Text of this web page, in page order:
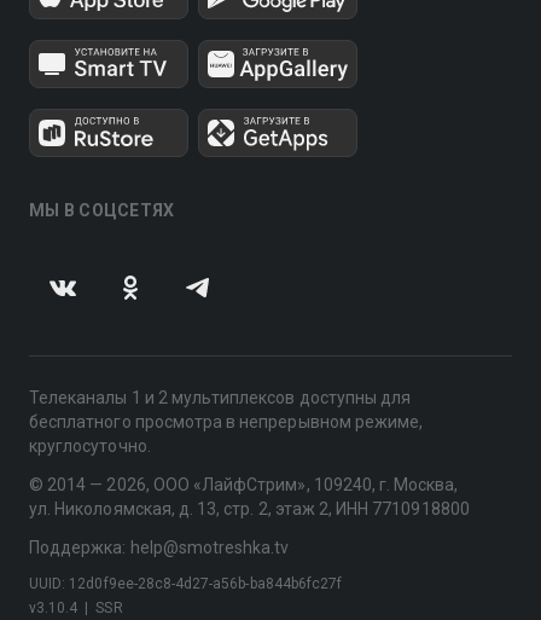
МЫ В СОЦСЕТЯХ
Телеканалы 1 и 2 мультиплексов доступны для
бесплатного просмотра в непрерывном режиме,
круглосуточно.
© 2014 — 2026, ООО «ЛайфСтрим», 109240, г. Москва,
ул. Николоямская, д. 13, стр. 2, этаж 2, ИНН 7710918800
Поддержка: help@smotreshka.tv
v3.10.4 SSR
UUID: 12d0f9ee-28c8-4d27-a56b-ba844b6fc27f